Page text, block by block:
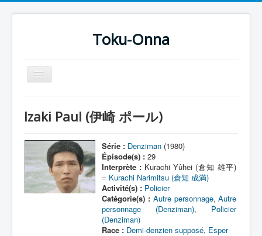
Toku-Onna
Basculer
la
Toku-Actrices
Toku-Critiques
Séries
Films
Izaki Paul (伊崎 ポール)
Série : Denziman (1980)
Épisode(s) : 29
Interprète : Kurachi Yûhei (倉知 雄平)
= Kurachi Narimitsu (倉知 成満)
Activité(s) : Policier
Catégorie(s) : Autre personnage,Autre
personnage (Denziman), Policier
(Denziman)
Race : Demi-denzien supposé, Esper